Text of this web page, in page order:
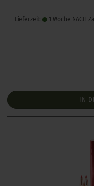
Lieferzeit: 1 Woche NACH
IN